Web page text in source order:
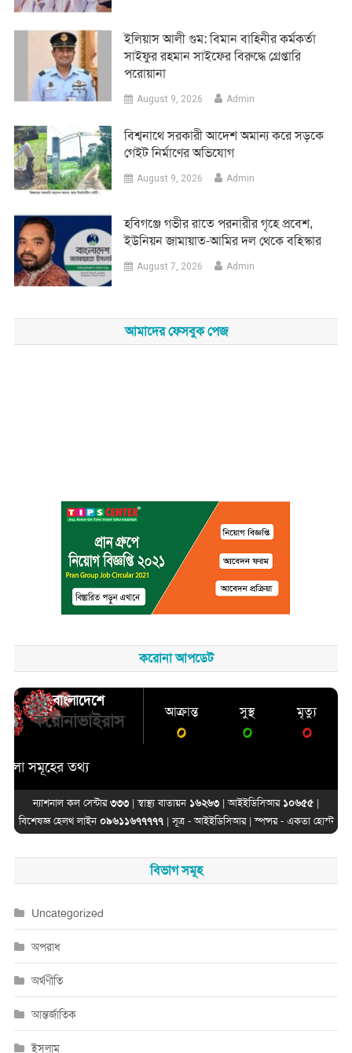
ইলিয়াস আলী গুম: বিমান বাহিনীর কর্মকর্তা
সাইফুর রহমান সাইফের বিরুদ্ধে গ্রেপ্তারি
পরোয়ানা
August 9, 2026 Admin
বিশ্বনাথে সরকারী আদেশ অমান্য করে সড়কে
গেইট নির্মাণের অভিযোগ
August 9, 2026 Admin
হবিগঞ্জে গভীর রাতে পরনারীর গৃহে প্রবেশ,
ইউনিয়ন জামায়াত-আমির দল থেকে বহিস্কার
August 7, 2026 Admin
আমাদের ফেসবুক পেজ
করোনা আপডেট
বাংলাদেশে
করোনাভাইরাস আক্রান্ত
০
সুস্থ
০
মৃত্যু
০
তথ্য
ন্যাশনাল কল সেন্টার৩৩৩ | স্বাস্থ্য বাতায়ন ১৬২৬৩ | আইইডিসিআর ১০৬৫৫|
বিশেষজ্ঞ হেলথ লাইন ০৯৬১১৬৭৭৭৭৭| সূত্র -আইইডিসিআর| স্পন্সর - একতা হোস্ট
বিভাগ সমূহ
Uncategorized
অপরাধ
অর্থণীতি
আন্তর্জাতিক
ইসলাম